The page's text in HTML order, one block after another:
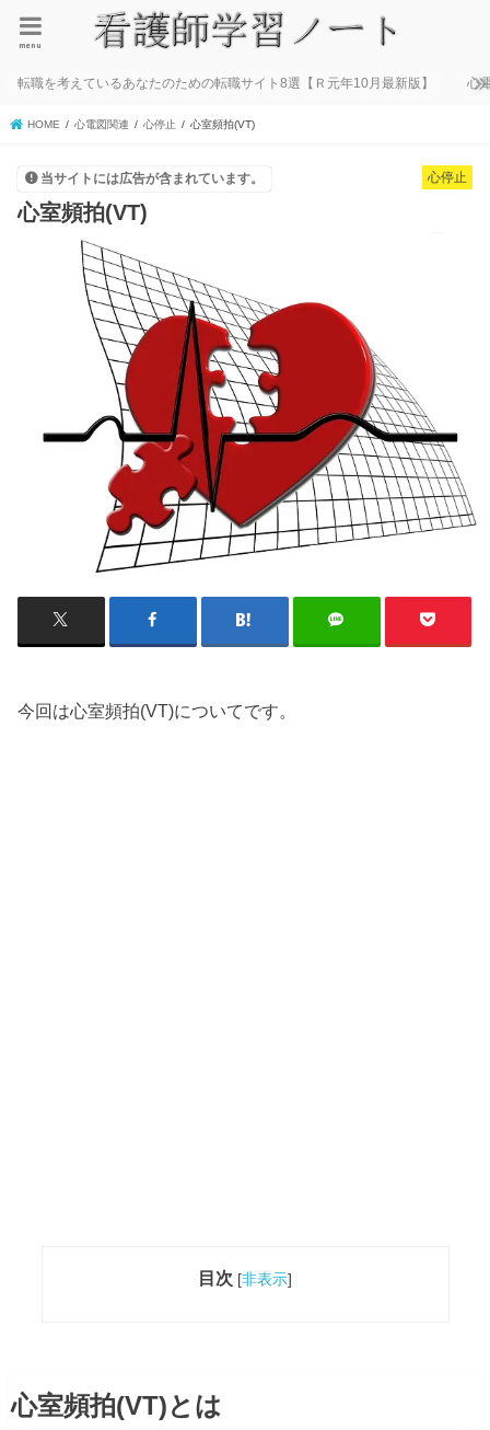
menu
転職を考えているあなたのための転職サイト8選【Ｒ元年10月最新版】 心
HOME 心電図関連 心停止 心室頻拍(VT)
心停止
当サイトには広告が含まれています。
心室頻拍(VT)
今回は心室頻拍(VT)についてです。
目次 [非表示]
心室頻拍(VT)とは